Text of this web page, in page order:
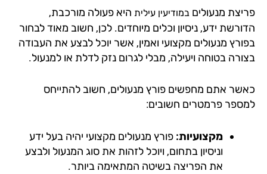
מנעוליםבמודיעין עיליתהיא פעולה מורכבת,
ידע, ניסיון וכלים מיוחדים. לכן, חשוב מאוד לבחור
מנעולים מקצועי ואמין, אשר יוכל לבצע את העבודה
בטוחה ויעילה, מבלי לגרום נזק לדלת או למנעול.
אתם מחפשים פורץ מנעולים, חשוב להתייחס
פרמטרים חשובים:
מקצועיות:פורץ מנעולים מקצועי יהיה בעל ידע
וניסיון בתחום, ויוכל לזהות את סוג המנעול ולבצע
את הפריצה בשיטה המתאימה ביותר.